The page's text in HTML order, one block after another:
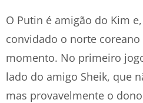
O Putin é amigão do Kim
convidado o norte coreano
momento. No primeiro
lado do amigo Sheik, que
mas provavelmente o